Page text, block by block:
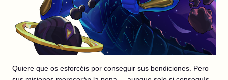
Quiere que os esforcéis por conseguir sus bendiciones. Pero